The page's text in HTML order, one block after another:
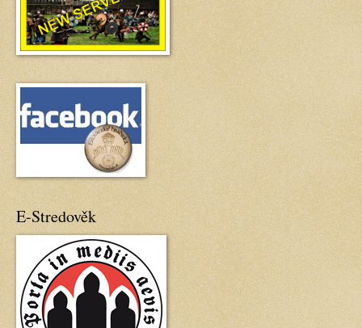
E-Stredověk